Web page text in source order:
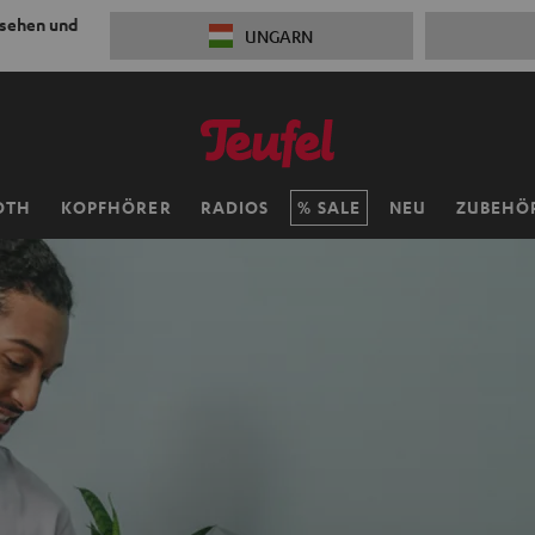
und UNGARN
KOPFHÖRER RADIOS SALE NEU